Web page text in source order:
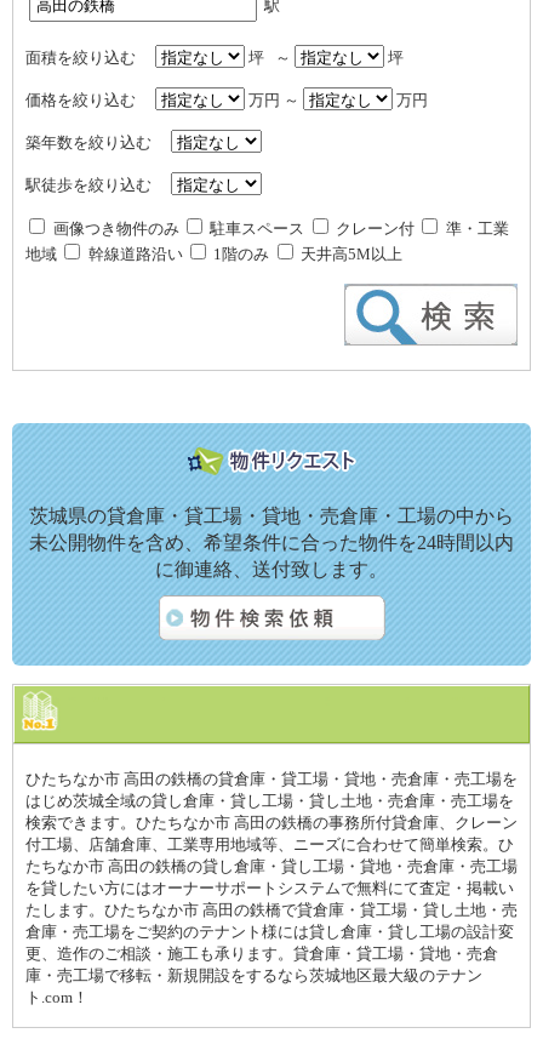
駅
面積を絞り込む 坪 ～ 坪
価格を絞り込む 万円 ～ 万円
築年数を絞り込む
駅徒歩を絞り込む
画像つき物件のみ 駐車スペース クレーン付
準・工業
地域
幹線道路沿い 1階のみ 天井高5M以上
茨城県の貸倉庫・貸工場・貸地・売倉庫・工場の中から
未公開物件を含め、希望条件に合った物件を24時間以内
に御連絡、送付致します。
ひたちなか市 高田の鉄橋の貸倉庫・貸工場・貸地・売倉庫・売工場を
はじめ茨城全域の貸し倉庫・貸し工場・貸し土地・売倉庫・売工場を
検索できます。ひたちなか市 高田の鉄橋の事務所付貸倉庫、クレーン
付工場、店舗倉庫、工業専用地域等、ニーズに合わせて簡単検索。ひ
たちなか市 高田の鉄橋の貸し倉庫・貸し工場・貸地・売倉庫・売工場
を貸したい方にはオーナーサポートシステムで無料にて査定・掲載い
たします。ひたちなか市 高田の鉄橋で貸倉庫・貸工場・貸し土地・売
倉庫・売工場をご契約のテナント様には貸し倉庫・貸し工場の設計変
更、造作のご相談・施工も承ります。貸倉庫・貸工場・貸地・売倉
庫・売工場で移転・新規開設をするなら茨城地区最大級のテナン
ト.com！